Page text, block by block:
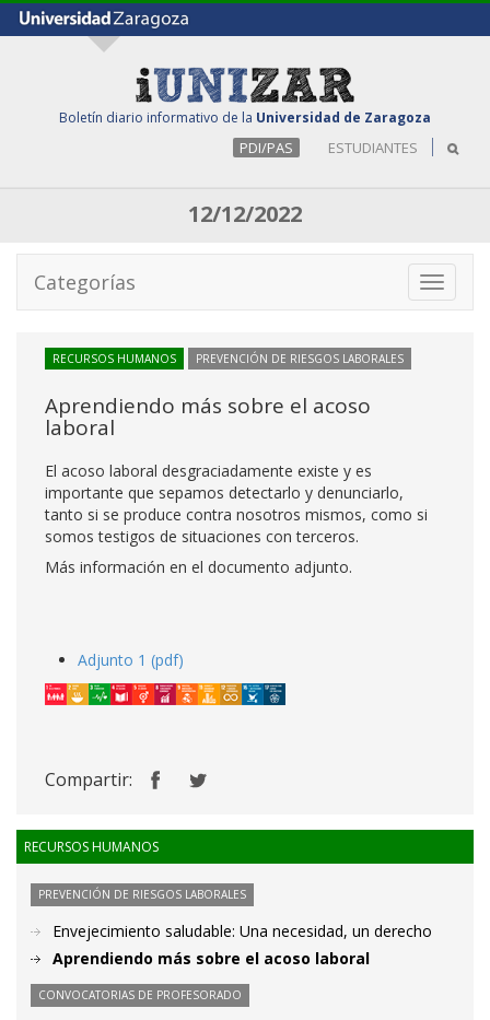
Boletín diario informativo de la Universidad de Zaragoza
PDI/PAS ESTUDIANTES
12/12/2022
Toggle
Categorías
RECURSOS HUMANOS PREVENCIÓN DE RIESGOS LABORALES
Aprendiendo más sobre el acoso
laboral
El acoso laboral desgraciadamente existe y es
importante que sepamos detectarlo y denunciarlo,
tanto si se produce contra nosotros mismos, como si
somos testigos de situaciones con terceros.
Más información en el documento adjunto.
Adjunto 1 (pdf)
Compartir:
RECURSOS HUMANOS
PREVENCIÓN DE RIESGOS LABORALES
Envejecimiento saludable: Una necesidad, un derecho
Aprendiendo más sobre el acoso laboral
CONVOCATORIAS DE PROFESORADO